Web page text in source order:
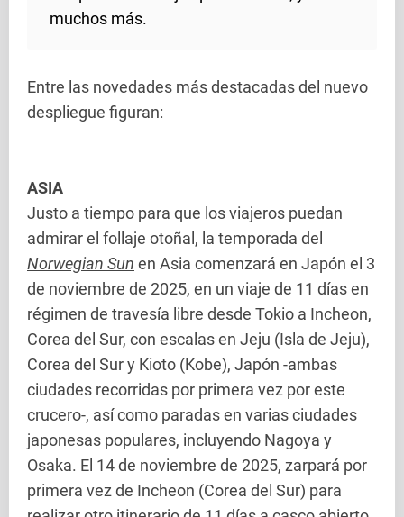
muchos más.
Entre las novedades más destacadas del nuevo
despliegue figuran:
ASIA
Justo a tiempo para que los viajeros puedan
admirar el follaje otoñal, la temporada del
Norwegian Sun en Asia comenzará en Japón el 3
de noviembre de 2025, en un viaje de 11 días en
régimen de travesía libre desde Tokio a Incheon,
Corea del Sur, con escalas en Jeju (Isla de Jeju),
Corea del Sur y Kioto (Kobe), Japón -ambas
ciudades recorridas por primera vez por este
crucero-, así como paradas en varias ciudades
japonesas populares, incluyendo Nagoya y
Osaka. El 14 de noviembre de 2025, zarpará por
primera vez de Incheon (Corea del Sur) para